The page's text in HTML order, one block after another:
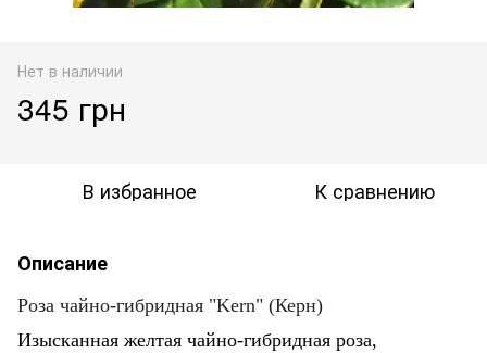
Нет в наличии
345 грн
В избранное К сравнению
Описание
Роза чайно-гибридная "Kern" (Керн)
Изысканная желтая чайно-гибридная роза,